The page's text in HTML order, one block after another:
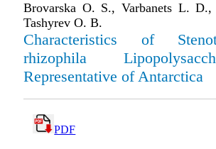
Brovarska O. S., Varbanets L.
Tashyrev O. B.
Characteristics of
rhizophila
Representative of Antarctica
PDF